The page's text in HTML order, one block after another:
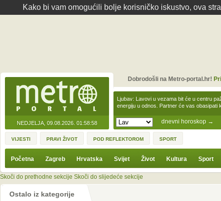
Kako bi vam omogućili bolje korisničko iskustvo, ova
NEDJELJA, 09.08.2026. 01:58:58 dnevni horoskop →
Ljubav: Lavovi u vezama bit će u centru
energiju u odnos. Partner će vas obasipati
Dobrodošli na Metro-portal.hr!
VIJESTI PRAVI ŽIVOT POD REFLEKTOROM SPORT
Početna Zagreb Hrvatska Svijet Život Kultura Sport
Skoči do prethodne sekcije Skoči do slijedeće sekcije
Ostalo iz kategorije